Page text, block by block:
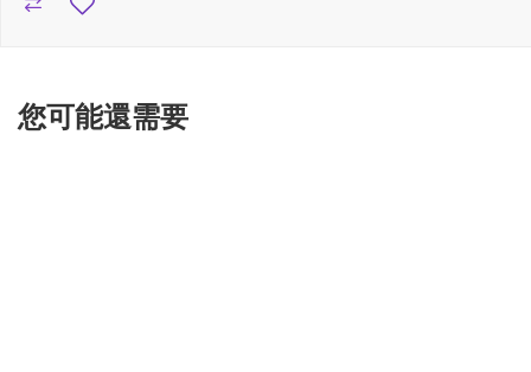
您可能還需要